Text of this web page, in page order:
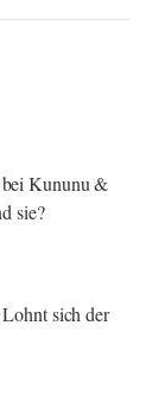
Kununu &
sie?
sich der